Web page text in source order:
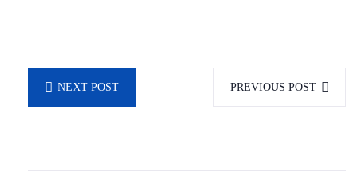
PREVIOUS POST
NEXT POST